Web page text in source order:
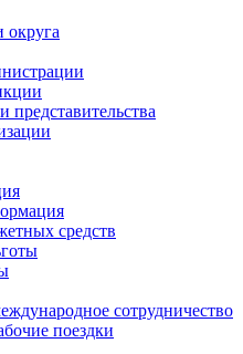
округа
средств
сотрудничество
поездки